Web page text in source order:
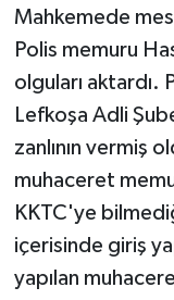
Mahkemede
Polis memuru
olguları aktardı.
Lefkoşa Adli
zanlının vermiş
muhaceret
KKTC'ye
içerisinde giriş
yapılan